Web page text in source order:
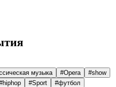
музыка #Opera #show
hiphop #Sport #футбол